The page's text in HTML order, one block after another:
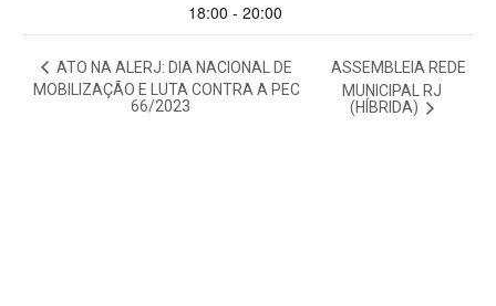
18:00 - 20:00
ATO NA ALERJ: DIA NACIONAL DE
MOBILIZAÇÃO E LUTA CONTRA A PEC
66/2023
ASSEMBLEIA REDE
MUNICIPAL RJ
(HÍBRIDA)